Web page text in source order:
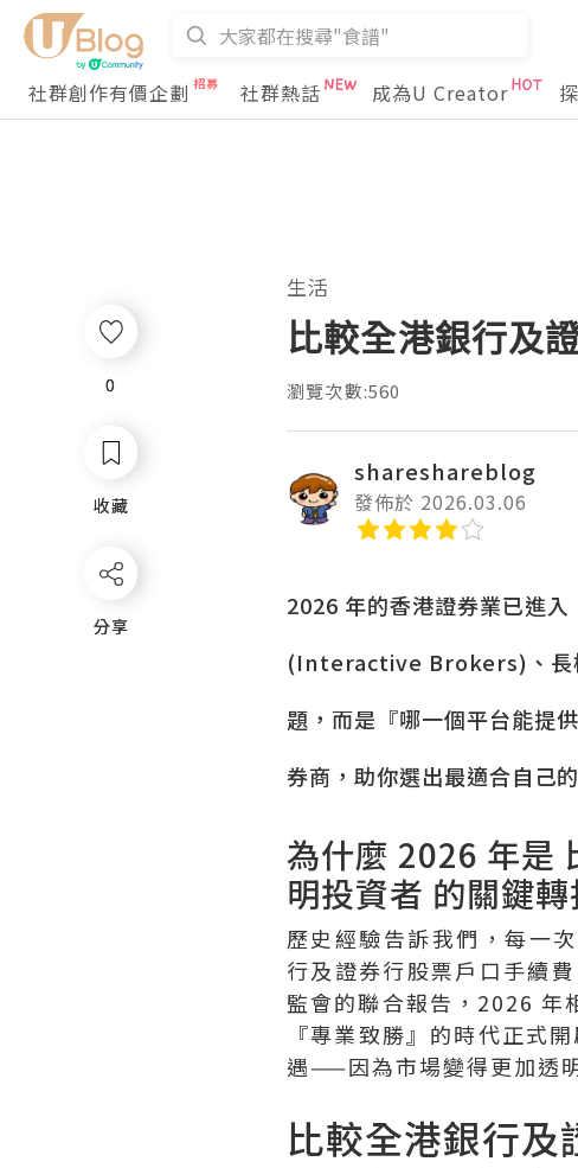
社群創作有價企劃
社群熱話 成為U Creator
0
收藏
分享
生活
比較全港銀行及
瀏覽次數:560
shareshareblog
發佈於 2026.03.06
2026 年的香港證券業已進
(Interactive Brokers)、長
題，而是『哪一個平台能提
券商，助你選出最適合自己
為什麼 2026 年是
明投資者 的關鍵轉
歷史經驗告訴我們，每一
行及證券行股票戶口手續
監會的聯合報告，2026 年
『專業致勝』的時代正式
遇——因為市場變得更加透
比較全港銀行及
0
收藏
分享